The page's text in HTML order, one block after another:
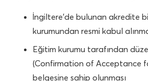
İngiltere’de bulunan akredite
kurumundan resmi kabul
Eğitim kurumu tarafından
(Confirmation of Acceptance
belgesine sahip olunması